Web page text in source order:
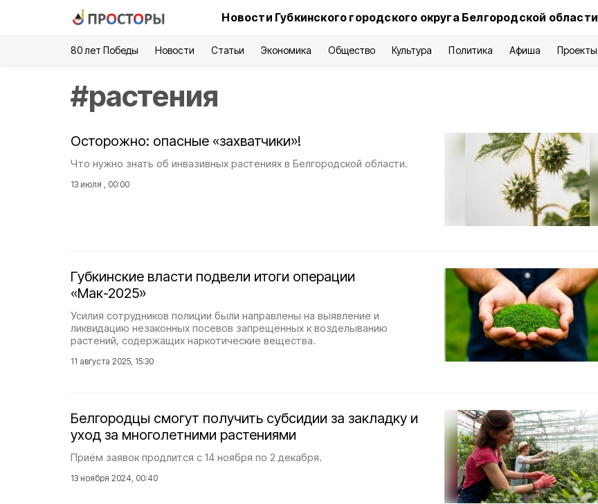
Новости Губкинского городского округа Белгородской области
80 лет Победы Новости Статьи Экономика Общество Культура Политика Афиша Проекты
#растения
Осторожно: опасные «захватчики»!
Что нужно знать об инвазивных растениях в Белгородской области.
13 июля , 00:00
Губкинские власти подвели итоги операции
«Мак-2025»
Усилия сотрудников полиции были направлены на выявление и
ликвидацию незаконных посевов запрещённых к возделыванию
растений, содержащих наркотические вещества.
11 августа 2025, 15:30
Белгородцы смогут получить субсидии за закладку и
уход за многолетними растениями
Приём заявок продлится с 14 ноября по 2 декабря.
13 ноября 2024, 00:40